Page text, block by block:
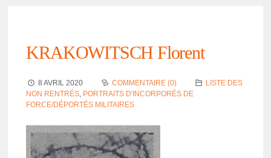
KRAKOWITSCH Florent
8 AVRIL 2020 COMMENTAIRE (0)
LISTE DES
NON RENTRÉS, PORTRAITS D'INCORPORÉS DE
FORCE/DÉPORTÉS MILITAIRES